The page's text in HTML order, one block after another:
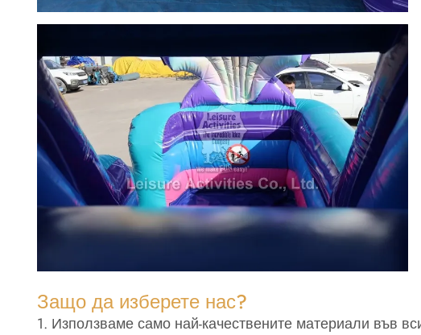
Защо да изберете нас?
1. Използваме само най-качествените материали във